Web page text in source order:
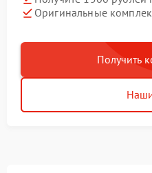
Оригинальные
Получить